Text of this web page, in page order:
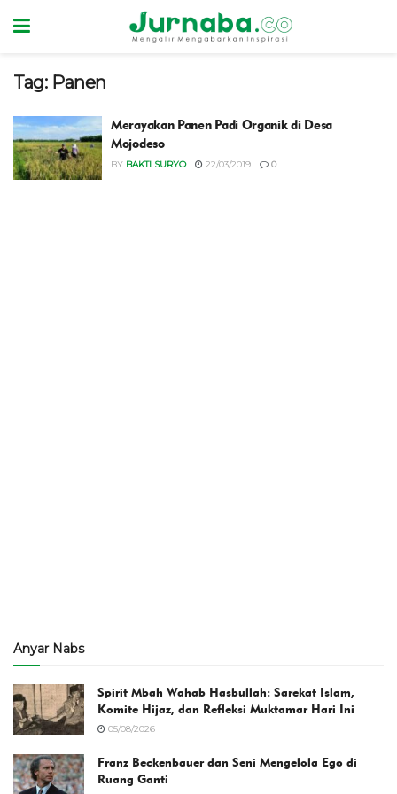
Tag: Panen
Merayakan Panen Padi Organik di Desa
Mojodeso
BY BAKTI SURYO 22/03/2019 0
Anyar Nabs
Spirit Mbah Wahab Hasbullah: Sarekat Islam,
Komite Hijaz, dan Refleksi Muktamar Hari Ini
05/08/2026
Franz Beckenbauer dan Seni Mengelola Ego di
Ruang Ganti